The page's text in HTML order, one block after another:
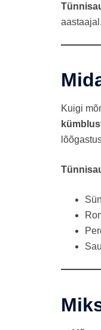
aastaajal.
Kuigi